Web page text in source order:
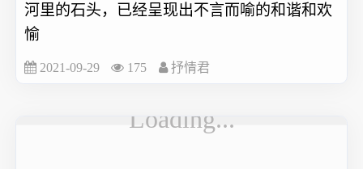
河里的石头，已经呈现出不言而喻的和谐和欢
愉
2021-09-29 175 抒情君